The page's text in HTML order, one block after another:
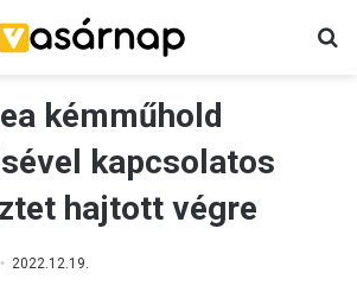
kémműhold
kapcsolatos
hajtott végre
2022.12.19.